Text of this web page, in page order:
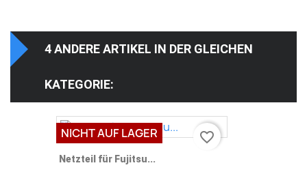
4 ANDERE ARTIKEL IN DER GLEICHEN
KATEGORIE:
Netzteil für Fujitsu...
NICHT AUF LAGER favorite_border